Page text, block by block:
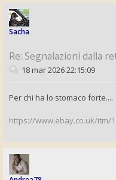
Sacha
Re: Segnalazioni dalla
18 mar 2026 22:15:09
Per chi ha lo stomaco forte....
https://www.ebay.co.uk/itm/